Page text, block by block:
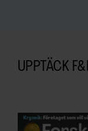
UPPTÄCK